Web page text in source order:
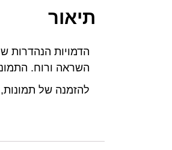
תיאור
הדמויות הנהדרות
השראה ורוח.
להזמנה של תמונות,